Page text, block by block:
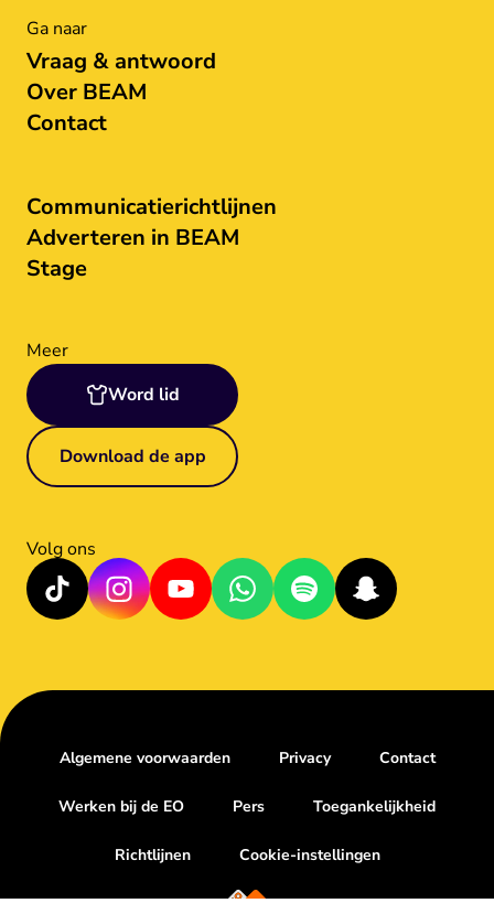
Ga naar
Vraag & antwoord
Over BEAM
Contact
Communicatierichtlijnen
Adverteren in BEAM
Stage
Meer
Word lid
Download de app
Volg ons
Algemene voorwaarden Privacy Contact
Werken bij de EO Pers Toegankelijkheid
Richtlijnen Cookie-instellingen